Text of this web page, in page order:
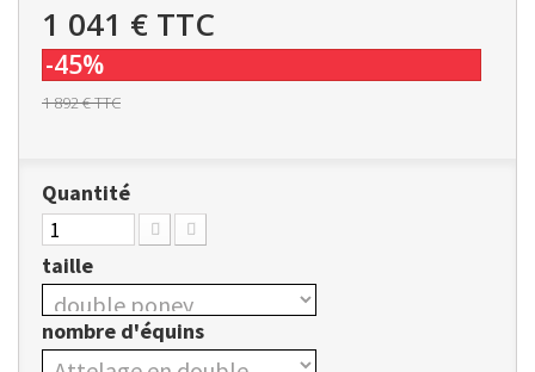
1 041 € TTC
-45%
1 892 €TTC
Quantité
taille
nombre d'équins